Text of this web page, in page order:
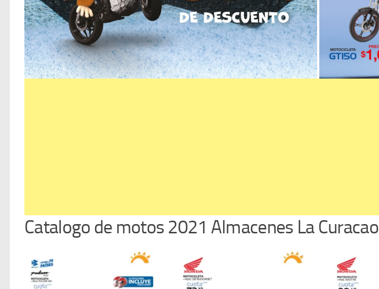
Catalogo de motos 2021 Almacenes La Curacao